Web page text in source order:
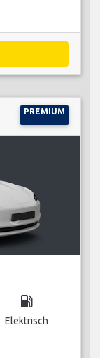
PREMIUM
local_gas_station
Elektrisch